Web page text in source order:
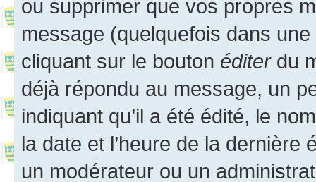
ou supprimer que vos propres
message (quelquefois dans
cliquant sur le bouton éditerdu
déjà répondu au message, un
indiquant qu’il a été édité, le
la date et l’heure de la dernière
un modérateur ou un